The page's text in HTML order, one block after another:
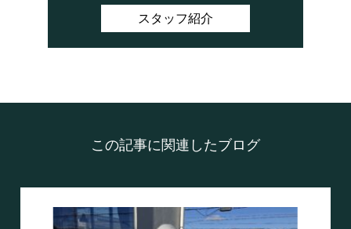
スタッフ紹介
この記事に関連したブログ